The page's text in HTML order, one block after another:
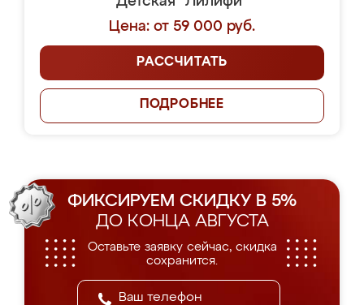
Цена: от 59 000 руб.
РАССЧИТАТЬ
ПОДРОБНЕЕ
ФИКСИРУЕМ СКИДКУ В 5%
ДО КОНЦА АВГУСТА
Оставьте заявку сейчас, скидка
сохранится.